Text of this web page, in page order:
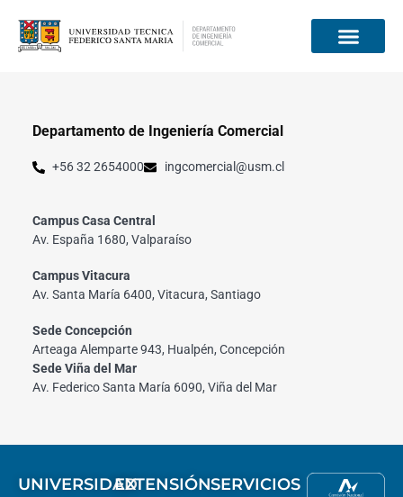
Departamento de Ingeniería Comercial
+56 32 2654000 ingcomercial@usm.cl
Campus Casa Central
Av. España 1680, Valparaíso
Campus Vitacura
Av. Santa María 6400, Vitacura, Santiago
Sede Concepción
Arteaga Alemparte 943, Hualpén, Concepción
Sede Viña del Mar
Av. Federico Santa María 6090, Viña del Mar
UNIVERSIDADEXTENSIÓNSERVICIOS